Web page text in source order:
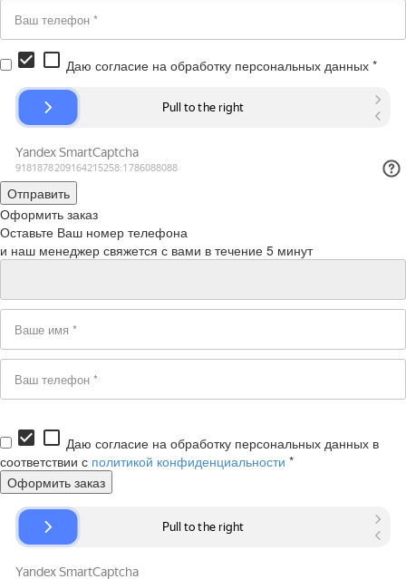
check_box check_box_outline_blank Даю согласие на обработку персональных данных *
Оформить заказ
Оставьте Ваш номер телефона
и наш менеджер свяжется с вами в течение 5 минут
check_box check_box_outline_blank Даю согласие на обработку персональных данных в
соответствии с политикой конфиденциальности *